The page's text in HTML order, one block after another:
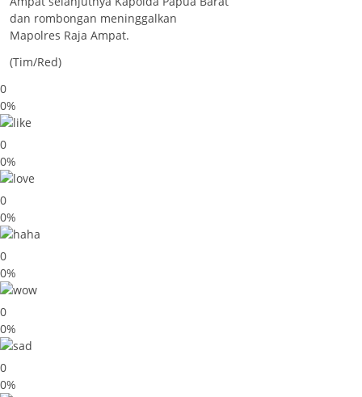
dan rombongan meninggalkan
Mapolres Raja Ampat.
(Tim/Red)
0
0%
0
0%
0
0%
0
0%
0
0%
0
0%